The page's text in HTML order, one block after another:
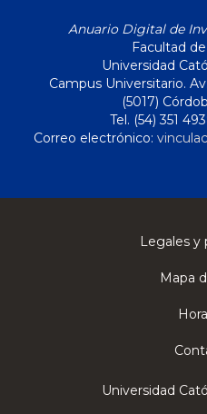
Anuario Digital de
Facultad
Universidad
Campus Universitario.
(5017)
Tel. (54) 351
Correo electrónico:
Legales y
Mapa
Universidad